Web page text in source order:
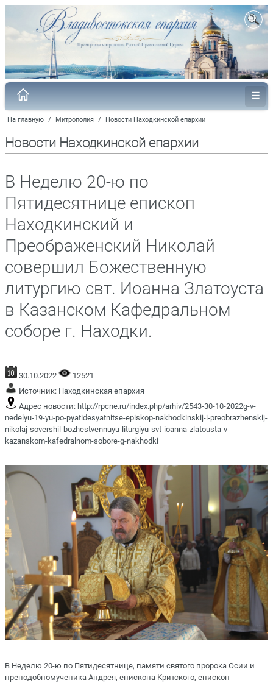
На главную / Митрополия / Новости Находкинской епархии
Новости Находкинской епархии
В Неделю 20-ю по
Пятидесятнице епископ
Находкинский и
Преображенский Николай
совершил Божественную
литургию свт. Иоанна Златоуста
в Казанском Кафедральном
соборе г. Находки.
30.10.2022
12521
Источник: Находкинская епархия
Адрес новости: http://rpcne.ru/index.php/arhiv/2543-30-10-2022g-v-
nedelyu-19-yu-po-pyatidesyatnitse-episkop-nakhodkinskij-i-preobrazhenskij-
nikolaj-sovershil-bozhestvennuyu-liturgiyu-svt-ioanna-zlatousta-v-
kazanskom-kafedralnom-sobore-g-nakhodki
В Неделю 20-ю по Пятидесятнице, памяти святого пророка Осии и
преподобномученика Андрея, епископа Критского, епископ